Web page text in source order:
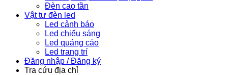
Đèn cao tần
Vật tư đèn led
Led cảnh báo
Led chiếu sáng
Led quảng cáo
Led trang trí
Đăng nhập / Đăng ký
Tra cứu địa chỉ